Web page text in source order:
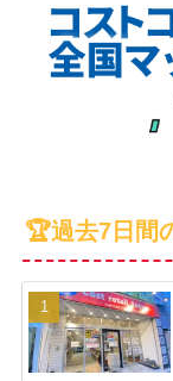
🏆過去7日間